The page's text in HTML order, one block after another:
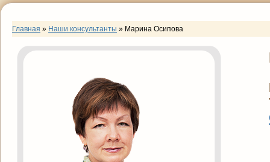
Главная » Наши консультанты » Марина Осипова